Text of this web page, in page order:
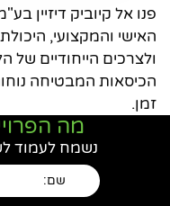
פנו אל קיוביק דיזיין
האישי והמקצועי,
ולצרכים הייחודיים של
הכיסאות המבטיחה
זמן.
מה
נשמח לעמוד